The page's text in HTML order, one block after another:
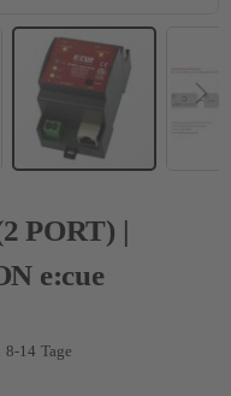
PORT) |
e:cue
14 Tage